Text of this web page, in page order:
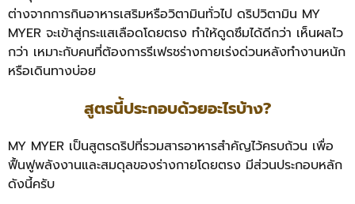
ต่างจากการกินอาหารเสริมหรือวิตามินทั่วไป ดริปวิตามิน MY
MYER จะเข้าสู่กระแสเลือดโดยตรง ทำให้ดูดซึมได้ดีกว่า เห็นผลไว
กว่า เหมาะกับคนที่ต้องการรีเฟรชร่างกายเร่งด่วนหลังทำงานหนัก
หรือเดินทางบ่อย
สูตรนี้ประกอบด้วยอะไรบ้าง?
MY MYER เป็นสูตรดริปที่รวมสารอาหารสำคัญไว้ครบถ้วน เพื่อ
ฟื้นฟูพลังงานและสมดุลของร่างกายโดยตรง มีส่วนประกอบหลัก
ดังนี้ครับ